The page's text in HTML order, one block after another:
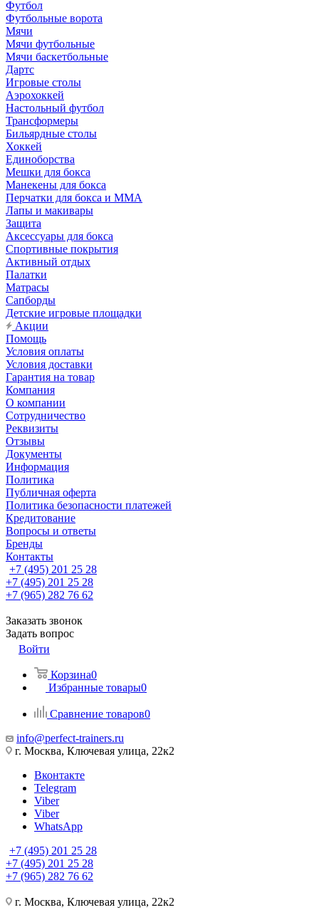
Футбол
Футбольные ворота
Мячи
Мячи футбольные
Мячи баскетбольные
Дартс
Игровые столы
Аэрохоккей
Настольный футбол
Трансформеры
Бильярдные столы
Хоккей
Единоборства
Мешки для бокса
Манекены для бокса
Перчатки для бокса и MMA
Лапы и макивары
Защита
Аксессуары для бокса
Спортивные покрытия
Активный отдых
Палатки
Матрасы
Сапборды
Детские игровые площадки
Акции
Помощь
Условия оплаты
Условия доставки
Гарантия на товар
Компания
О компании
Сотрудничество
Реквизиты
Отзывы
Документы
Информация
Политика
Публичная оферта
Политика безопасности платежей
Кредитование
Вопросы и ответы
Бренды
Контакты
+7 (495) 201 25 28
+7 (495) 201 25 28
+7 (965) 282 76 62
Заказать звонок
Задать вопрос
Войти
Корзина0
Избранные товары0
Сравнение товаров0
info@perfect-trainers.ru
г. Москва, Ключевая улица, 22к2
Вконтакте
Telegram
Viber
Viber
WhatsApp
+7 (495) 201 25 28
+7 (495) 201 25 28
+7 (965) 282 76 62
г. Москва, Ключевая улица, 22к2